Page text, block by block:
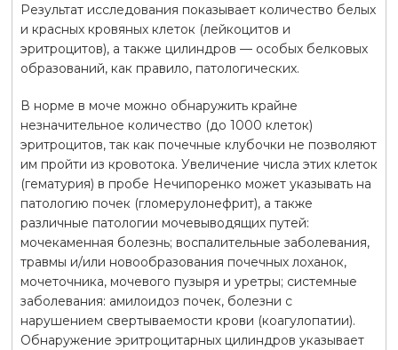
Результат исследования показывает количество белых
и красных кровяных клеток (лейкоцитов и
эритроцитов), а также цилиндров — особых белковых
образований, как правило, патологических.
В норме в моче можно обнаружить крайне
незначительное количество (до 1000 клеток)
эритроцитов, так как почечные клубочки не позволяют
им пройти из кровотока. Увеличение числа этих клеток
(гематурия) в пробе Нечипоренко может указывать на
патологию почек (гломерулонефрит), а также
различные патологии мочевыводящих путей:
мочекаменная болезнь; воспалительные заболевания,
травмы и/или новообразования почечных лоханок,
мочеточника, мочевого пузыря и уретры; системные
заболевания: амилоидоз почек, болезни с
нарушением свертываемости крови (коагулопатии).
Обнаружение эритроцитарных цилиндров указывает